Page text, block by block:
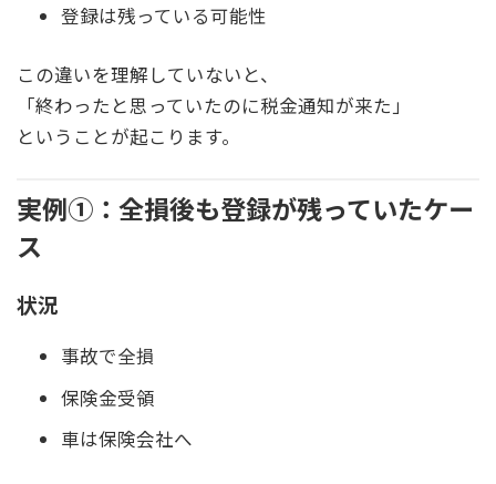
登録は残っている可能性
この違いを理解していないと、
「終わったと思っていたのに税金通知が来た」
ということが起こります。
実例①：全損後も登録が残っていたケー
ス
状況
事故で全損
保険金受領
車は保険会社へ